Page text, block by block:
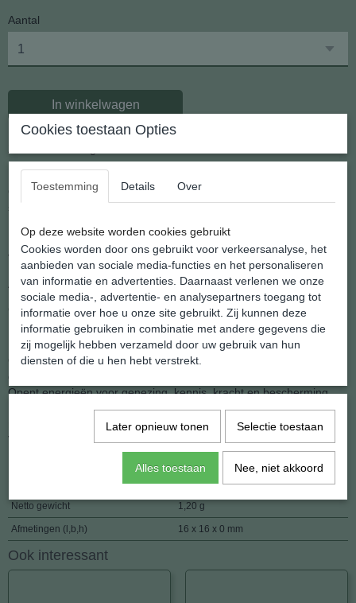
Aantal
In winkelwagen
Opnieuw een nieuwe serie oorhangers uit het atelier van
shannashop
Deze hangers dragen licht en blijven mooi
Voor elk wat wils, van fantasie tot religieus.
Afmeting tot aan het haakje lang 16 mm .x breed 16 mm
Gewicht: 1.2 gram
Om de levensboom hangen in veel culturen mythen, met name in
Opent energieën voor genezing, kennis, kracht en bescherming.
De wortelen staan voor de onderwereld, de stam voor het aardse
rijk en de takken voor de hemelse sferen.
Verbindt ons met de kosmische krachten.
Netto gewicht 1,20 g
Afmetingen (l,b,h) 16 x 16 x 0 mm
Ook interessant
Cookies toestaan Opties
Toestemming Details Over
Op deze website worden cookies gebruikt
Cookies worden door ons gebruikt voor verkeersanalyse, het
aanbieden van sociale media-functies en het personaliseren
van informatie en advertenties. Daarnaast verlenen we onze
sociale media-, advertentie- en analysepartners toegang tot
informatie over hoe u onze site gebruikt. Zij kunnen deze
informatie gebruiken in combinatie met andere gegevens die
zij mogelijk hebben verzameld door uw gebruik van hun
diensten of die u hen hebt verstrekt.
Later opnieuw tonen Selectie toestaan
Alles toestaan Nee, niet akkoord